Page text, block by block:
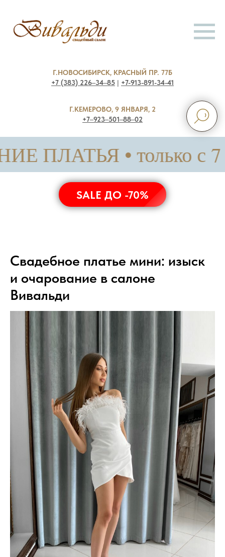
Г.НОВОСИБИРСК, КРАСНЫЙ ПР. 77Б
+7 (383) 226‒34‒85 | +7-913-891-34-41
Г.КЕМЕРОВО, 9 ЯНВАРЯ, 2
+7‒923‒501‒88‒02
• только с 7 по
SALE ДО -70%
Свадебное платье мини: изыск
и очарование в салоне
Вивальди